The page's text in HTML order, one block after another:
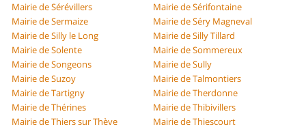
Mairie de Sérévillers
Mairie de Sérifontaine
Mairie de Sermaize
Mairie de Séry Magneval
Mairie de Silly le Long
Mairie de Silly Tillard
Mairie de Solente
Mairie de Sommereux
Mairie de Songeons
Mairie de Sully
Mairie de Suzoy
Mairie de Talmontiers
Mairie de Tartigny
Mairie de Therdonne
Mairie de Thérines
Mairie de Thibivillers
Mairie de Thiers sur Thève
Mairie de Thiescourt